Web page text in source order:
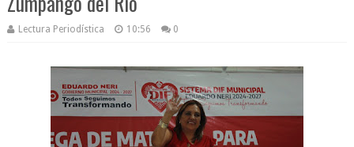
Lectura Periodística 10:56 0